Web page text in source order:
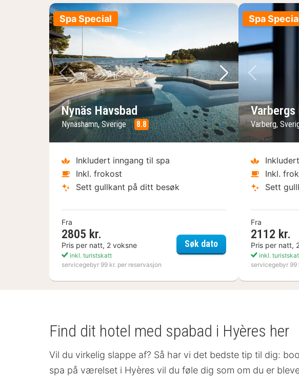
Spa Special
Forrige bilde
Neste bilde
Nynäs Havsbad
Nynäshamn, Sverige 8.8
Inkludert inngang til spa
Inkl. frokost
Sett gullkant på ditt besøk
Fra
2805 kr.
Pris per natt, 2 voksne
inkl. turistskatt
servicegebyr 99 kr. per reservasjon
Søk datoNynäs Havsbad
Spa
Forrige
Varbergs
Varberg,
Inkl.
Sett
Fra
2112 kr.
Pris per natt,
inkl.
servicegebyr 99
Find dit hotel med spabad i Hyères her
Vil du virkelig slappe af? Så har vi det bedste tip til dig:
spa på værelset i Hyères vil du føle dig som om du er